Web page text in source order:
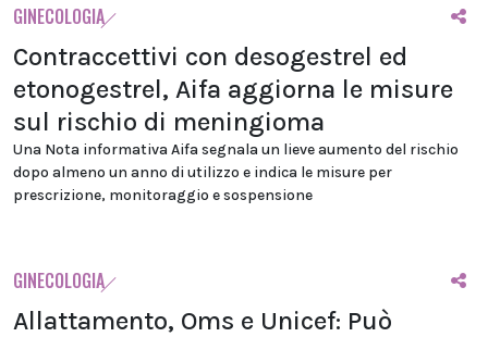
GINECOLOGIA
Contraccettivi con desogestrel ed
etonogestrel, Aifa aggiorna le misure
sul rischio di meningioma
Una Nota informativa Aifa segnala un lieve aumento del rischio
dopo almeno un anno di utilizzo e indica le misure per
prescrizione, monitoraggio e sospensione
GINECOLOGIA
Allattamento, Oms e Unicef: Può